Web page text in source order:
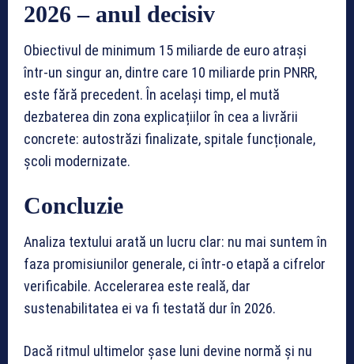
2026 – anul decisiv
Obiectivul de minimum 15 miliarde de euro atrași
într-un singur an, dintre care 10 miliarde prin PNRR,
este fără precedent. În același timp, el mută
dezbaterea din zona explicațiilor în cea a livrării
concrete: autostrăzi finalizate, spitale funcționale,
școli modernizate.
Concluzie
Analiza textului arată un lucru clar: nu mai suntem în
faza promisiunilor generale, ci într-o etapă a cifrelor
verificabile. Accelerarea este reală, dar
sustenabilitatea ei va fi testată dur în 2026.
Dacă ritmul ultimelor șase luni devine normă și nu